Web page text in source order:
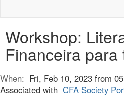
Workshop:
Financeira para
When: Fri, Feb 10, 2023 from
Associated with CFA Society